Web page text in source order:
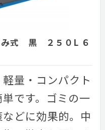
み式 黒 ２５０L ６
量・コンパクト
です。ゴミの一
どに効果的。中